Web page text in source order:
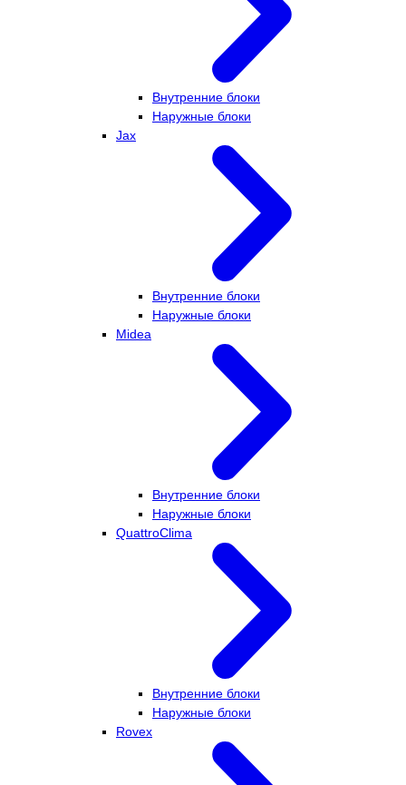
Внутренние блоки
Наружные блоки
Jax
Внутренние блоки
Наружные блоки
Midea
Внутренние блоки
Наружные блоки
QuattroClima
Внутренние блоки
Наружные блоки
Rovex